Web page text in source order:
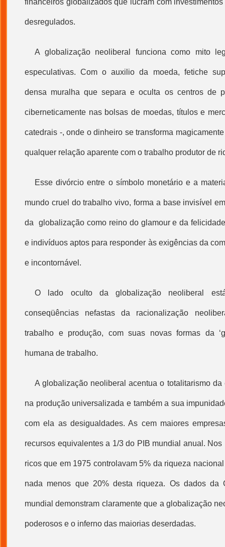
financeiros globalizados que lucram com
desregulados.
A globalizaçãoneoliberal funciona como mito
especulativas. Com o auxilio da moeda, fetiche
densa muralha que separa e oculta os centros de
ciberneticamente nas bolsas de moedas, títulos e
catedrais -, onde o dinheiro se transforma
qualquer relação aparente com o trabalho produtor de
Esse divórcio entre o símbolo monetário e a
mundo cruel do trabalho vivo, forma a base invisível
da globalizaçãocomo reino do glamour e da
e indivíduos aptos para responder às exigências da
e incontornável.
O lado oculto da globalização neoliberal
conseqüências nefastas da racionalização
trabalho e produção, com suas novas formas da ‘
humana de trabalho.
Aglobalização neoliberal acentua o totalitarismo
na produção universalizada e também a sua
com ela as desigualdades. As cem maiores
recursos equivalentes a 1/3 do PIB mundial anual.
ricos que em 1975 controlavam 5% da riqueza
nada menos que 20% desta riqueza. Os dados da
mundial demonstram claramente que a globalização
poderosos e o inferno das maiorias deserdadas.